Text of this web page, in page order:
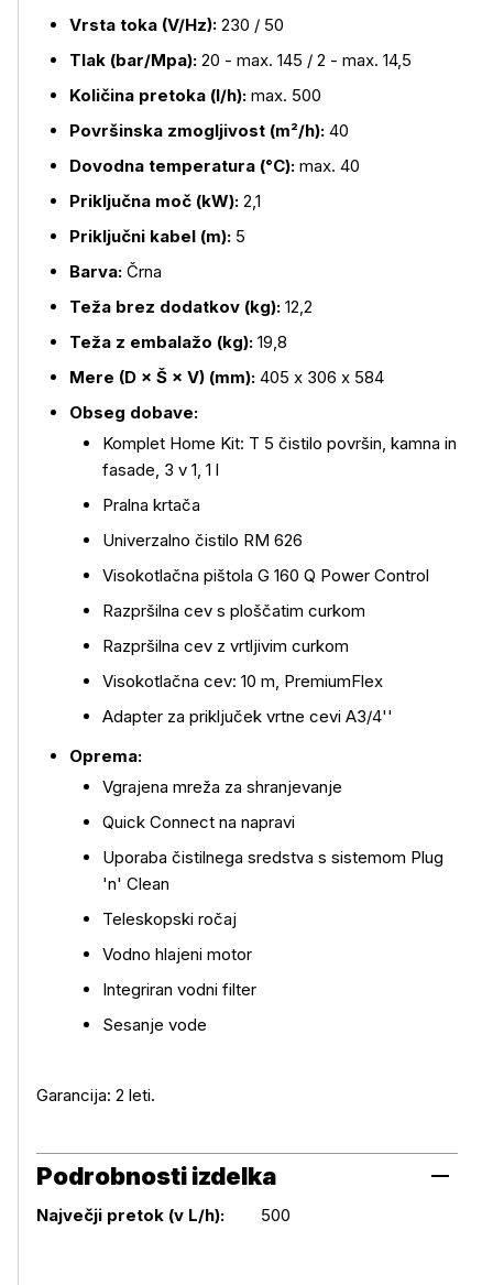
Vrsta toka (V/Hz): 230 / 50
Tlak (bar/Mpa): 20 - max. 145 / 2 - max. 14,5
Količina pretoka (l/h): max. 500
Površinska zmogljivost (m²/h): 40
Dovodna temperatura (°C): max. 40
Priključna moč (kW): 2,1
Priključni kabel (m): 5
Barva: Črna
Teža brez dodatkov (kg): 12,2
Teža z embalažo (kg): 19,8
Mere (D × Š × V) (mm): 405 x 306 x 584
Obseg dobave:
Komplet Home Kit: T 5 čistilo površin, kamna in
fasade, 3 v 1, 1 l
Pralna krtača
Univerzalno čistilo RM 626
Visokotlačna pištola G 160 Q Power Control
Razpršilna cev s ploščatim curkom
Razpršilna cev z vrtljivim curkom
Visokotlačna cev: 10 m, PremiumFlex
Adapter za priključek vrtne cevi A3/4''
Oprema:
Vgrajena mreža za shranjevanje
Quick Connect na napravi
Uporaba čistilnega sredstva s sistemom Plug
'n' Clean
Teleskopski ročaj
Vodno hlajeni motor
Integriran vodni filter
Sesanje vode
Garancija: 2 leti.
Podrobnosti izdelka
Podrobnosti izdelka
Največji pretok (v L/h): 500